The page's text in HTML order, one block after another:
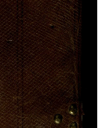
; ms. 283